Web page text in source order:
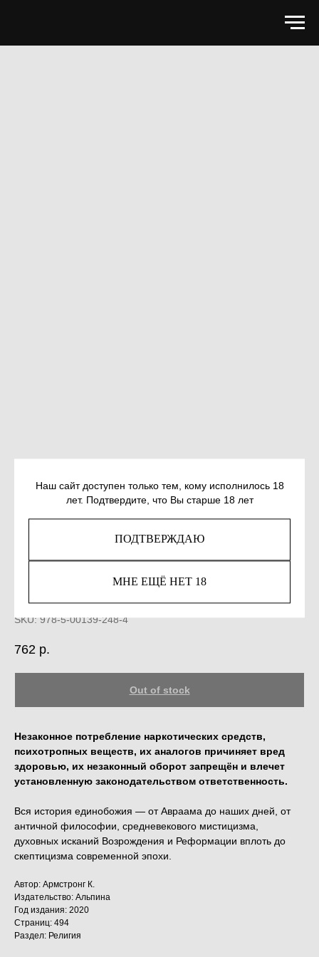
Наш сайт доступен только тем, кому исполнилось 18
лет. Подтвердите, что Вы старше 18 лет
ПОДТВЕРЖДАЮ
МНЕ ЕЩЁ НЕТ 18
АРМСТРОНГ К. ИСТОРИЯ БОГА: 4000
ЛЕТ ИСКАНИЙ В ИУДАИЗМЕ,
ХРИСТИАНСТВЕ И ИСЛАМЕ
(ОБЛОЖКА)
SKU:978-5-00139-248-4
762 р.
Out of stock
Незаконное потребление наркотических средств,
психотропных веществ, их аналогов причиняет вред
здоровью, их незаконный оборот запрещён и влечет
установленную законодательством ответственность.
Вся история единобожия — от Авраама до наших дней, от
античной философии, средневекового мистицизма,
духовных исканий Возрождения и Реформации вплоть до
скептицизма современной эпохи.
Автор: Армстронг К.
Издательство: Альпина
Год издания: 2020
Страниц: 494
Раздел: Религия